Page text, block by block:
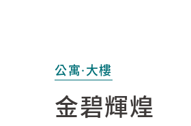
公寓·大樓
金碧輝煌